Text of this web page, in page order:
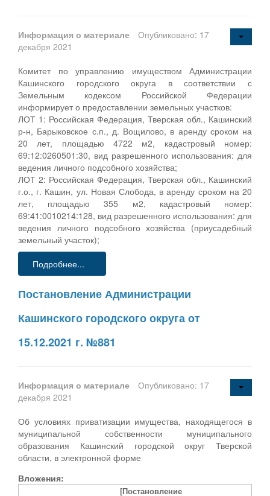
Информация о материале
Опубликовано: 17
декабря 2021
Комитет по управлению имуществом Администрации
Кашинского городского округа в соответствии с
Земельным кодексом Российской Федерации
информирует о предоставлении земельных участков:
ЛОТ 1: Российская Федерация, Тверская обл., Кашинский
р-н, Барыковское с.п., д. Вощилово, в аренду сроком на
20 лет, площадью 4722 м2, кадастровый номер:
69:12:0260501:30, вид разрешенного использования: для
ведения личного подсобного хозяйства;
ЛОТ 2: Российская Федерация, Тверская обл., Кашинский
г.о., г. Кашин, ул. Новая Слобода, в аренду сроком на 20
лет, площадью 355 м2, кадастровый номер:
69:41:0010214:128, вид разрешенного использования: для
ведения личного подсобного хозяйства (приусадебный
земельный участок);
Подробнее...
Постановление Администрации
Кашинского городского округа от
15.12.2021 г. №881
Информация о материале
Опубликовано: 17
декабря 2021
Об условиях приватизации имущества, находящегося в
муниципальной собственности муниципального
образования Кашинский городской округ Тверской
области, в электронной форме
Вложения:
[Постановление